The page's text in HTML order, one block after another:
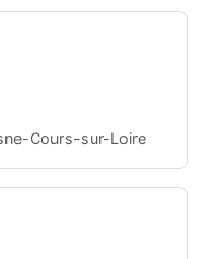
Cours-sur-Loire